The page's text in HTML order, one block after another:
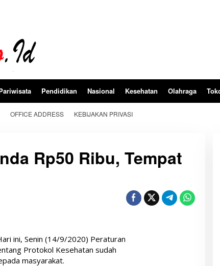
Pendidikan Nasional Kesehatan Olahraga
OFFICE ADDRESS KEBIJAKAN PRIVASI
Rp50 Ribu, Tempat
ini, Senin (14/9/2020) Peraturan
Protokol Kesehatan sudah
masyarakat.